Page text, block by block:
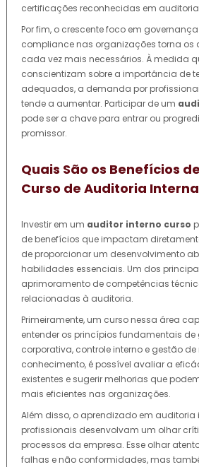
certificações reconhecidas em
Por fim, o crescente foco em
compliance nas organizações torna os
cada vez mais necessários. À medida
conscientizam sobre a importância de
adequados, a demanda por
tende a aumentar. Participar de um
pode ser a chave para entrar ou
promissor.
Quais São os Benefícios
Curso de Auditoria
Investir em um auditor interno curso
de benefícios que impactam
de proporcionar um desenvolvimento
habilidades essenciais. Um dos
aprimoramento de competências
relacionadas à auditoria.
Primeiramente, um curso nessa área
entender os princípios fundamentais
corporativa, controle interno e gestão de
conhecimento, é possível avaliar a
existentes e sugerir melhorias que
mais eficientes nas organizações.
Além disso, o aprendizado em auditoria
profissionais desenvolvam um olhar
processos da empresa. Esse olhar
falhas e não conformidades, mas